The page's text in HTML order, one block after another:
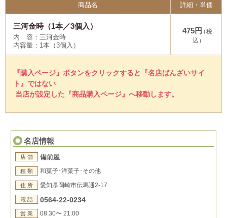
名店情報
店 舗 備前屋
種 類 和菓子･洋菓子･その他
住 所 愛知県岡崎市伝馬通2-17
電 話 0564-22-0234
営 業 08:30〜 21:00
商品名 詳細・単価
三河金時（1本／3個入）
内 容：三河金時
内容量：1本（3個入）
475円（税
込）
『購入ページ』ボタンをクリックすると『名店ばんざいサイ
ト』ではない
当店が設定した『商品購入ページ』へ移動します。